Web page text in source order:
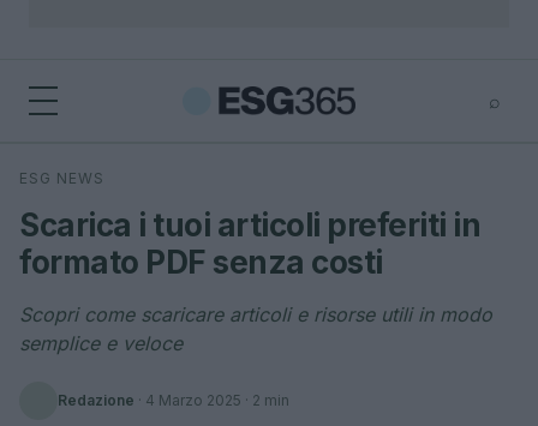
⌕
Cerca
ESG NEWS
Scarica i tuoi articoli preferiti in
formato PDF senza costi
Scopri come scaricare articoli e risorse utili in modo
semplice e veloce
Redazione · 4 Marzo 2025 · 2 min